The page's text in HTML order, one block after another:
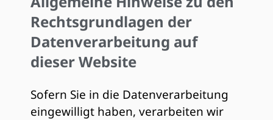
Rechtsgrundlagen der
Datenverarbeitung auf
dieser Website
Sofern Sie in die Datenverarbeitung
eingewilligt haben, verarbeiten wir